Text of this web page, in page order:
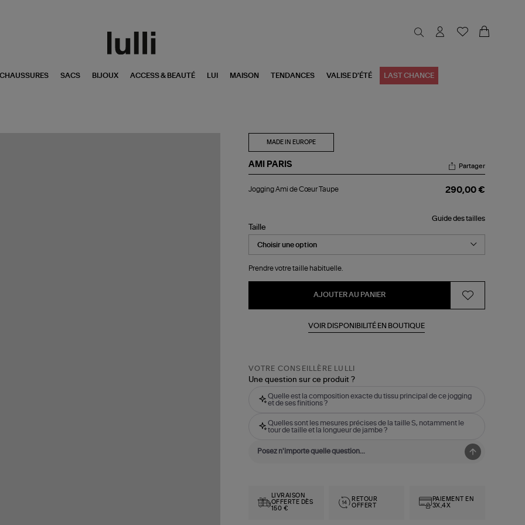
CHAUSSURES SACS BIJOUX ACCESS & BEAUTÉ LUI MAISON TENDANCES VALISE D'ÉTÉ LAST CHANCE
MADE IN EUROPE
AMI PARIS
Ami
Partager
Jogging Ami de Cœur Taupe 290,00 €
Guide des tailles
Taille
Prendre votre taille habituelle.
AJOUTER AU PANIER
VOIR DISPONIBILITÉ EN BOUTIQUE
VOTRE CONSEILLÈRE LULLI
Une question sur ce produit ?
Quelle est la composition exacte du tissu principal de ce jogging
et de ses finitions ?
Quelles sont les mesures précises de la taille S, notamment le
tour de taille et la longueur de jambe ?
LIVRAISON
OFFERTE DÈS
150 €
RETOUR
OFFERT
PAIEMENT EN
3X,4X